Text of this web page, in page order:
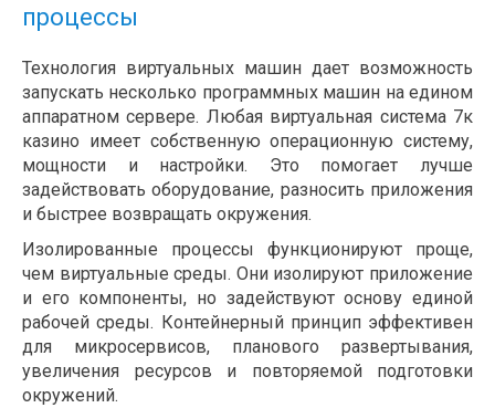
процессы
Технология виртуальных машин дает возможность
запускать несколько программных машин на едином
аппаратном сервере. Любая виртуальная система 7к
казино имеет собственную операционную систему,
мощности и настройки. Это помогает лучше
задействовать оборудование, разносить приложения
и быстрее возвращать окружения.
Изолированные процессы функционируют проще,
чем виртуальные среды. Они изолируют приложение
и его компоненты, но задействуют основу единой
рабочей среды. Контейнерный принцип эффективен
для микросервисов, планового развертывания,
увеличения ресурсов и повторяемой подготовки
окружений.